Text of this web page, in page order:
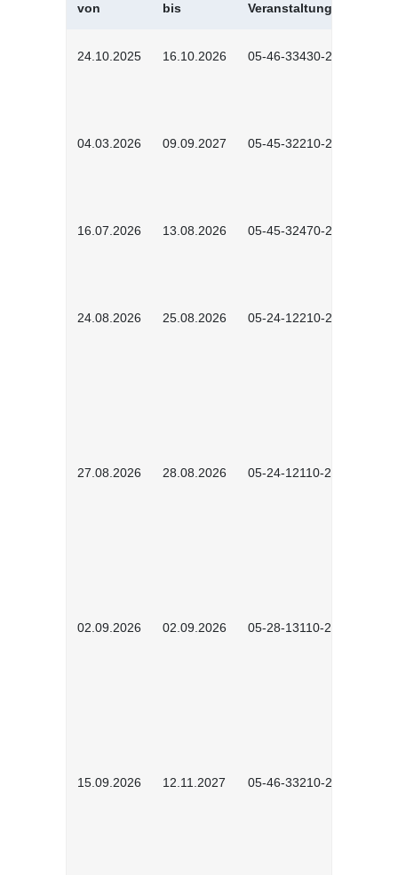
von bis Veranstaltungskürzel
24.10.2025 16.10.2026 05-46-33430-2501
04.03.2026 09.09.2027 05-45-32210-2601
16.07.2026 13.08.2026 05-45-32470-2601
24.08.2026 25.08.2026 05-24-12210-2601
27.08.2026 28.08.2026 05-24-12110-2601
02.09.2026 02.09.2026 05-28-13110-2605
15.09.2026 12.11.2027 05-46-33210-2601